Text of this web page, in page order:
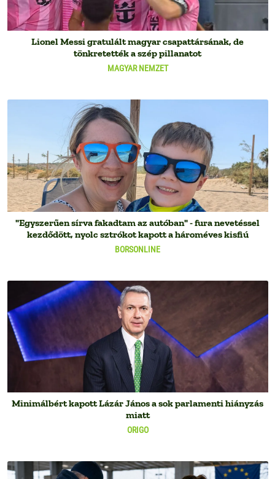
MAGYAR NEMZET
Lionel Messi gratulált magyar csapattársának, de
tönkretették a szép pillanatot
BORSONLINE
"Egyszerűen sírva fakadtam az autóban" - fura nevetéssel
kezdődött, nyolc sztrókot kapott a hároméves kisfiú
ORIGO
Minimálbért kapott Lázár János a sok parlamenti hiányzás
miatt